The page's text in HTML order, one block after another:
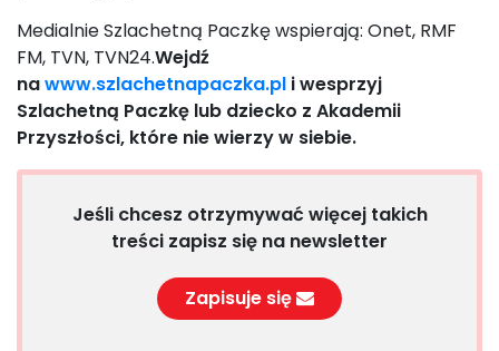
Medialnie Szlachetną Paczkę wspierają: Onet, RMF
FM, TVN, TVN24.Wejdź
nawww.szlachetnapaczka.pl i wesprzyj
Szlachetną Paczkę lub dziecko z Akademii
Przyszłości, które nie wierzy w siebie.
Jeśli chcesz otrzymywać więcej takich
treści zapisz się na newsletter
Zapisuje się